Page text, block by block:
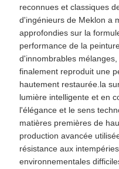
reconnues et classiques
d'ingénieurs de Meklon a
approfondies sur la
performance de la
d'innombrables
finalement reproduit une
hautement restaurée.la
lumière intelligente et en
l'élégance et le sens
matières premières de
production avancée
résistance aux
environnementales